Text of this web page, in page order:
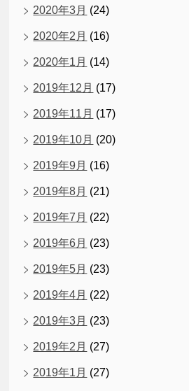
2020年3月 (24)
2020年2月 (16)
2020年1月 (14)
2019年12月 (17)
2019年11月 (17)
2019年10月 (20)
2019年9月 (16)
2019年8月 (21)
2019年7月 (22)
2019年6月 (23)
2019年5月 (23)
2019年4月 (22)
2019年3月 (23)
2019年2月 (27)
2019年1月 (27)